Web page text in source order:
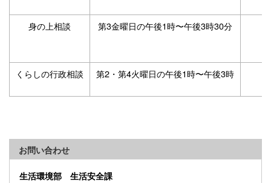
身の上相談 第3金曜日の午後1時〜午後3時30分
くらしの行政相談 第2・第4火曜日の午後1時〜午後3時
お問い合わせ
生活環境部 生活安全課